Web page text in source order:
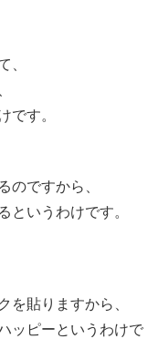
、
です。
のですから、
というわけです。
を貼りますから、
ッピーというわけで